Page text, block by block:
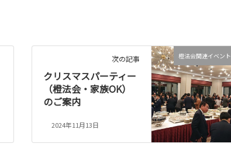
橙法会関連イベント
次の記事
クリスマスパーティー
（橙法会・家族OK）
のご案内
2024年11月13日